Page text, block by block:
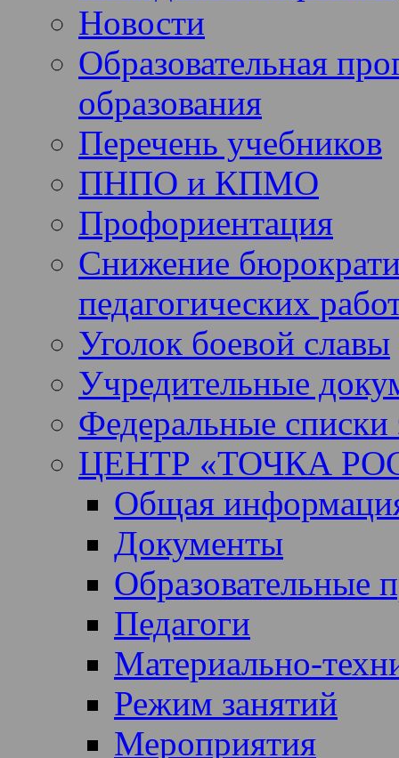
Новости
Образовательная
образования
Перечень учебников
ПНПО и КПМО
Профориентация
Снижение
педагогических
Уголок боевой славы
Учредительные
Федеральные списки
ЦЕНТР «ТОЧКА
Общая
Документы
Образовательные
Педагоги
Материально-
Режим занятий
Мероприятия